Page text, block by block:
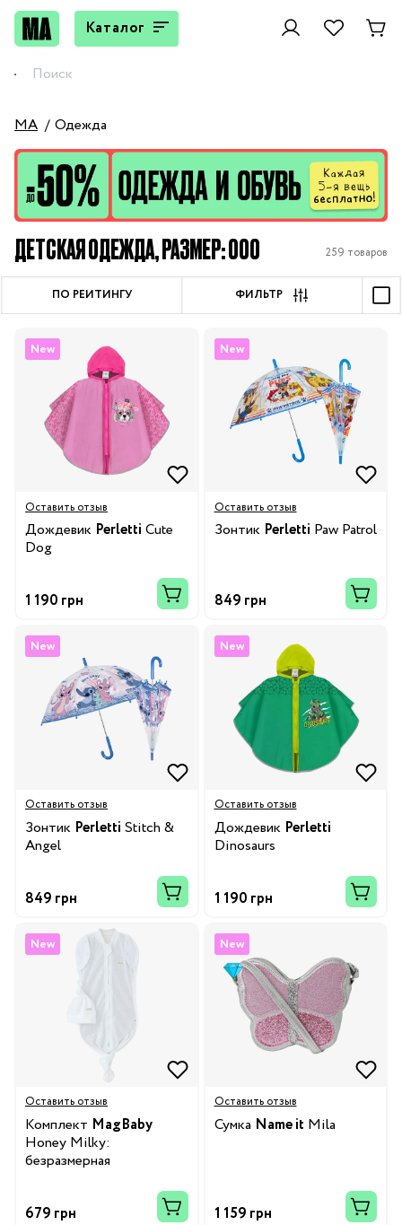
Каталог
MA Одежда
ДЕТСКАЯ ОДЕЖДА, РАЗМЕР: 000 259 товаров
ПО РЕЙТИНГУ ФИЛЬТР
New
Оставить отзыв
Дождевик Perletti Cute
Dog
1 190 грн
New
Оставить отзыв
Зонтик Perletti Paw Patrol
849 грн
New
Оставить отзыв
Зонтик Perletti Stitch &
Angel
849 грн
New
Оставить отзыв
Дождевик Perletti
Dinosaurs
1 190 грн
New
Оставить отзыв
Комплект MagBaby
Honey Milky:
безразмерная
679 грн
New
Оставить отзыв
Сумка Name it Mila
1 159 грн